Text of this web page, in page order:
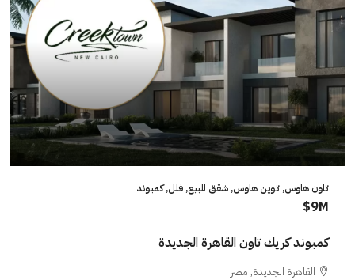
تاون هاوس, توين هاوس, شقق للبيع, فلل, كمبوند
9M$
كمبوند كريك تاون القاهرة الجديدة
القاهرة الجديدة, مصر